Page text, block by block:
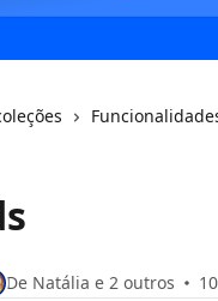
De Natália e 2 outros